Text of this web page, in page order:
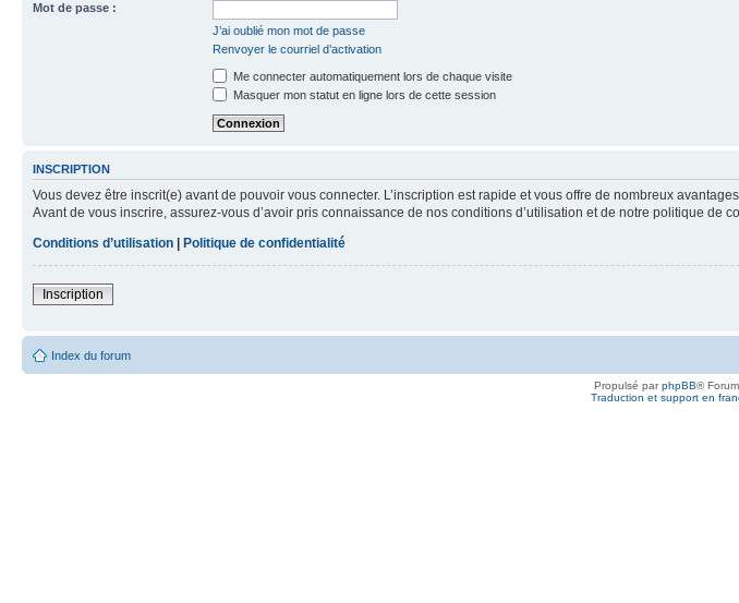
Mot de passe :
J’ai oublié mon mot de passe
Renvoyer le courriel d’activation
Me connecter automatiquement lors de chaque visite
Masquer mon statut en ligne lors de cette session
INSCRIPTION
Vous devez être inscrit(e) avant de pouvoir vous connecter. L’inscription est rapide et vous offre de nombreux
Avant de vous inscrire, assurez-vous d’avoir pris connaissance de nos conditions d’utilisation et de notre politique
Conditions d’utilisation | Politique de confidentialité
Inscription
Index du forum
Propulsé parphpBB®
Traduction et support en